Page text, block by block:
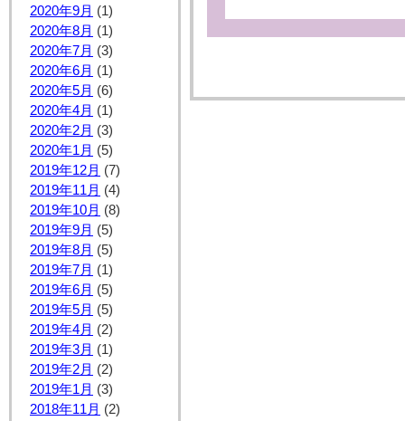
2020年9月 (1)
2020年8月 (1)
2020年7月 (3)
2020年6月 (1)
2020年5月 (6)
2020年4月 (1)
2020年2月 (3)
2020年1月 (5)
2019年12月 (7)
2019年11月 (4)
2019年10月 (8)
2019年9月 (5)
2019年8月 (5)
2019年7月 (1)
2019年6月 (5)
2019年5月 (5)
2019年4月 (2)
2019年3月 (1)
2019年2月 (2)
2019年1月 (3)
2018年11月 (2)